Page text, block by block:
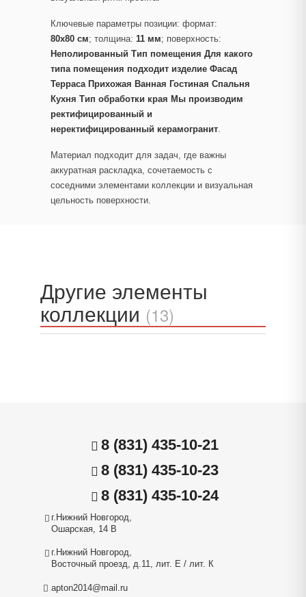
Ключевые параметры позиции: формат:
80x80 см; толщина: 11 мм; поверхность:
Неполированный Тип помещения Для какого
типа помещения подходит изделие Фасад
Терраса Прихожая Ванная Гостиная Спальня
Кухня Тип обработки края Мы производим
ректифицированный и
неректифицированный керамогранит.
Материал подходит для задач, где важны
аккуратная раскладка, сочетаемость с
соседними элементами коллекции и визуальная
цельность поверхности.
Другие элементы
коллекции (13)
8 (831) 435-10-21
8 (831) 435-10-23
8 (831) 435-10-24
г.Нижний Новгород,
Ошарская, 14 В
г.Нижний Новгород,
Восточный проезд, д.11, лит. Е / лит. К
apton2014@mail.ru